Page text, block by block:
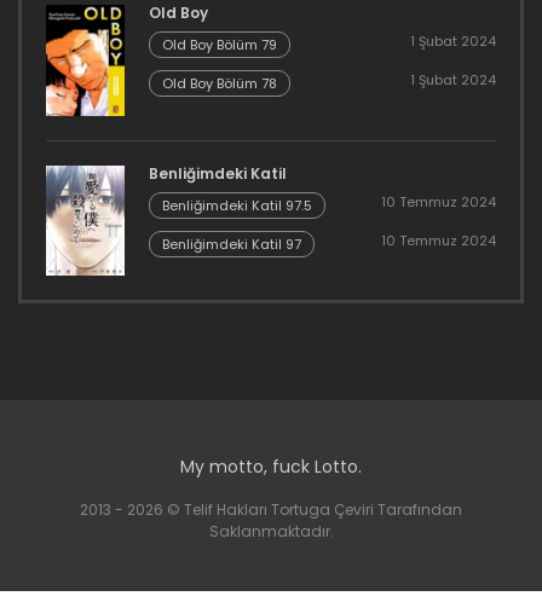
Old Boy
Old Boy Bölüm 79 1 Şubat 2024
Old Boy Bölüm 78 1 Şubat 2024
Benliğimdeki Katil
Benliğimdeki Katil 97.5 10 Temmuz 2024
Benliğimdeki Katil 97 10 Temmuz 2024
My motto, fuck Lotto.
2013 - 2026 © Telif Hakları Tortuga Çeviri Tarafından
Saklanmaktadır.